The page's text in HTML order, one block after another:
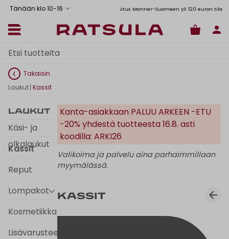
Tänään klo 10-16
Toimituskulut alk. 6,90€
Ilmainen toimitus Manner-Suomeen yli 120 euron tilauksiin
Takaisin
Laukut| Kassit
Laukut
Käsi- ja
olkalaukut
Kassit
Reput
Lompakot
Kosmetiikkalaukut
Lisävarusteet
Kanta-asiakkaan PALUU ARKEEN -ETU
-20% yhdestä tuotteesta 16.8. asti
koodilla: ARKI26
Valikoima ja palvelu aina parhaimmillaan
myymälässä.
Kassit